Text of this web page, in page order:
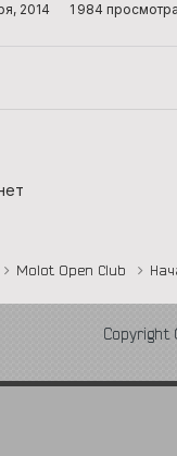
2014 1 984 просмотра
Molot Open Club
Copyright